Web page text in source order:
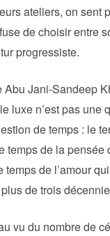
ateliers, on sent
de choisir entre
progressiste.
Jani-Sandeep
luxe n’est pas une
de temps : le
temps de la pensée
temps de l’amour
de trois
vu du nombre de